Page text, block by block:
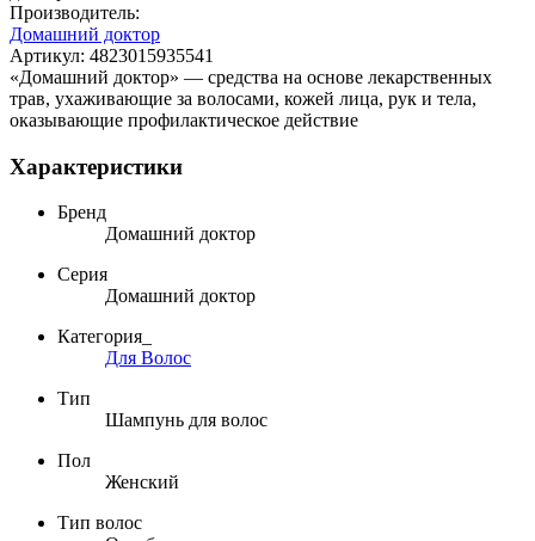
Производитель:
Домашний доктор
Артикул: 4823015935541
«Домашний доктор» — средства на основе лекарственных
трав, ухаживающие за волосами, кожей лица, рук и тела,
оказывающие профилактическое действие
Характеристики
Бренд
Домашний доктор
Серия
Домашний доктор
Категория_
Для Волос
Тип
Шампунь для волос
Пол
Женский
Тип волос